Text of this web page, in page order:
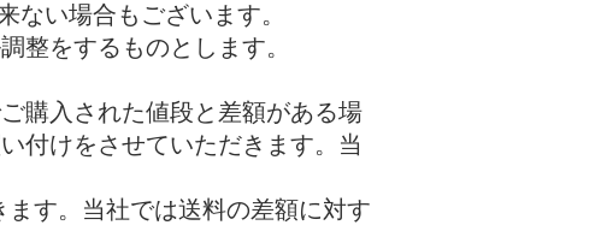
い場合もございます。
整をするものとします。
購入された値段と差額がある場
付けをさせていただきます。当
す。当社では​送料の差額に対す